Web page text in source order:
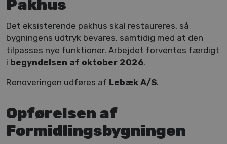
Pakhus
Det eksisterende pakhus skal restaureres, så
bygningens udtryk bevares, samtidig med at den
tilpasses nye funktioner. Arbejdet forventes færdigt
i begyndelsen af oktober 2026.
Renoveringen udføres af Lebæk A/S.
Opførelsen af
Formidlingsbygningen